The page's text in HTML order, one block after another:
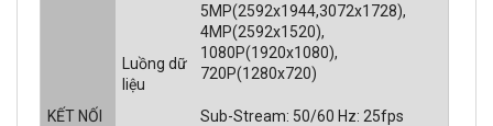
KẾT NỐI
Luồng dữ
liệu
5MP(2592x1944,3072x1728),
4MP(2592x1520),
1080P(1920x1080),
720P(1280x720)
Sub-Stream: 50/60 Hz: 25fps